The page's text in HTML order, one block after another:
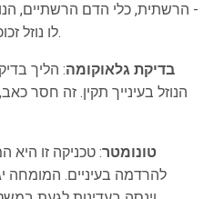
- הרשתית, כלי הדם הרשתיים,
לו נוזל זכוכית) וראש עצב הראיה שלך.
בדיקת גלאוקומה: הליך
הנוזל בעינייך תקין. זה חסר
טונומטר: טכניקה זו היא
להרדמה בעיניים. המומחה